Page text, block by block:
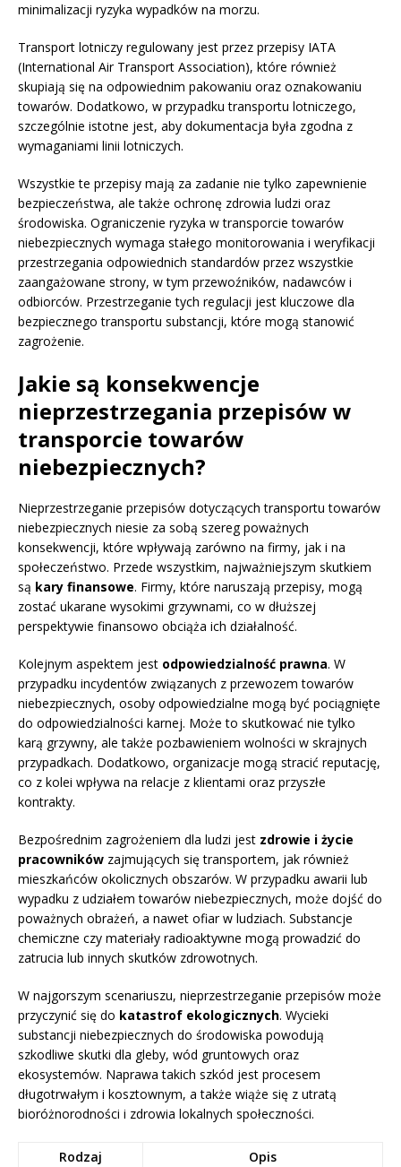
minimalizacji ryzyka wypadków na morzu.
Transport lotniczy regulowany jest przez przepisy IATA
(International Air Transport Association), które również
skupiają się na odpowiednim pakowaniu oraz oznakowaniu
towarów. Dodatkowo, w przypadku transportu lotniczego,
szczególnie istotne jest, aby dokumentacja była zgodna z
wymaganiami linii lotniczych.
Wszystkie te przepisy mają za zadanie nie tylko zapewnienie
bezpieczeństwa, ale także ochronę zdrowia ludzi oraz
środowiska. Ograniczenie ryzyka w transporcie towarów
niebezpiecznych wymaga stałego monitorowania i weryfikacji
przestrzegania odpowiednich standardów przez wszystkie
zaangażowane strony, w tym przewoźników, nadawców i
odbiorców. Przestrzeganie tych regulacji jest kluczowe dla
bezpiecznego transportu substancji, które mogą stanowić
zagrożenie.
Jakie są konsekwencje
nieprzestrzegania przepisów w
transporcie towarów
niebezpiecznych?
Nieprzestrzeganie przepisów dotyczących transportu towarów
niebezpiecznych niesie za sobą szereg poważnych
konsekwencji, które wpływają zarówno na firmy, jak i na
społeczeństwo. Przede wszystkim, najważniejszym skutkiem
są kary finansowe. Firmy, które naruszają przepisy, mogą
zostać ukarane wysokimi grzywnami, co w dłuższej
perspektywie finansowo obciąża ich działalność.
Kolejnym aspektem jest odpowiedzialność prawna. W
przypadku incydentów związanych z przewozem towarów
niebezpiecznych, osoby odpowiedzialne mogą być pociągnięte
do odpowiedzialności karnej. Może to skutkować nie tylko
karą grzywny, ale także pozbawieniem wolności w skrajnych
przypadkach. Dodatkowo, organizacje mogą stracić reputację,
co z kolei wpływa na relacje z klientami oraz przyszłe
kontrakty.
Bezpośrednim zagrożeniem dla ludzi jest zdrowie i życie
pracowników zajmujących się transportem, jak również
mieszkańców okolicznych obszarów. W przypadku awarii lub
wypadku z udziałem towarów niebezpiecznych, może dojść do
poważnych obrażeń, a nawet ofiar w ludziach. Substancje
chemiczne czy materiały radioaktywne mogą prowadzić do
zatrucia lub innych skutków zdrowotnych.
W najgorszym scenariuszu, nieprzestrzeganie przepisów może
przyczynić się do katastrof ekologicznych. Wycieki
substancji niebezpiecznych do środowiska powodują
szkodliwe skutki dla gleby, wód gruntowych oraz
ekosystemów. Naprawa takich szkód jest procesem
długotrwałym i kosztownym, a także wiąże się z utratą
bioróżnorodności i zdrowia lokalnych społeczności.
Rodzaj
Opis